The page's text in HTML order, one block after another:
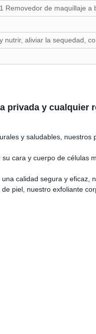
Removedor de maquillaje a
nutrir, aliviar la sequedad,
privada y cualquier
y saludables,
cara y cuerpo de células
calidad segura y eficaz,
piel, nuestro exfoliante